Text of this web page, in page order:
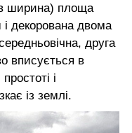
ширина) площа
декорована двома
друга
вписується в
і
із землі.